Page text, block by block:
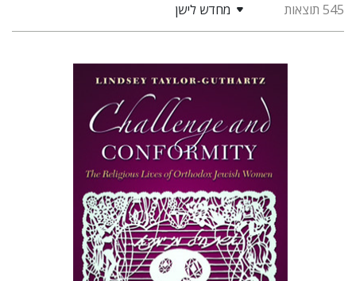
545 תוצאות מחדש לישן
Lindsey Taylor-Guthartz